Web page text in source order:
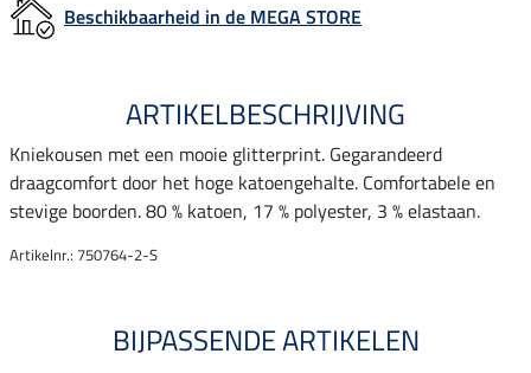
Beschikbaarheid in de MEGA STORE
ARTIKELBESCHRIJVING
Kniekousen met een mooie glitterprint. Gegarandeerd
draagcomfort door het hoge katoengehalte. Comfortabele en
stevige boorden. 80 % katoen, 17 % polyester, 3 % elastaan.
Artikelnr.: 750764-2-S
BIJPASSENDE ARTIKELEN